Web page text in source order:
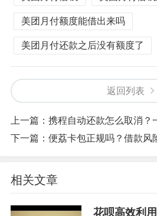
美团月付额度能借出来吗
美团月付还款之后没有额度了
返回列表
上一篇： 携程自动还款怎么取消？
下一篇： 便荔卡包正规吗？借款风
相关文章
花呗高效利